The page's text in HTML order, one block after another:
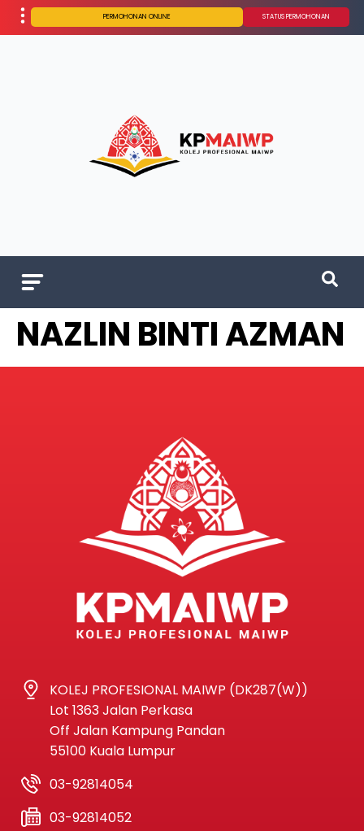
PERMOHONAN ONLINE STATUS PERMOHONAN
NAZLIN BINTI AZMAN
KOLEJ PROFESIONAL MAIWP (DK287(W))
Lot 1363 Jalan Perkasa
Off Jalan Kampung Pandan
55100 Kuala Lumpur
03-92814054
03-92814052